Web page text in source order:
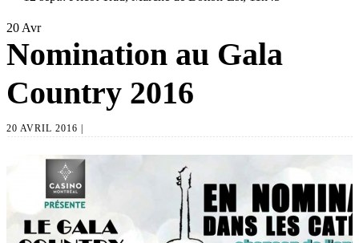
20Avr
Nomination au Gala
Country 2016
20 AVRIL 2016 |